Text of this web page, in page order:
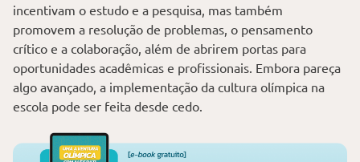
incentivam o estudo e a pesquisa, mas também
promovem a resolução de problemas, o pensamento
crítico e a colaboração, além de abrirem portas para
oportunidades acadêmicas e profissionais. Embora pareça
algo avançado, a implementação da cultura olímpica na
escola pode ser feita desde cedo.